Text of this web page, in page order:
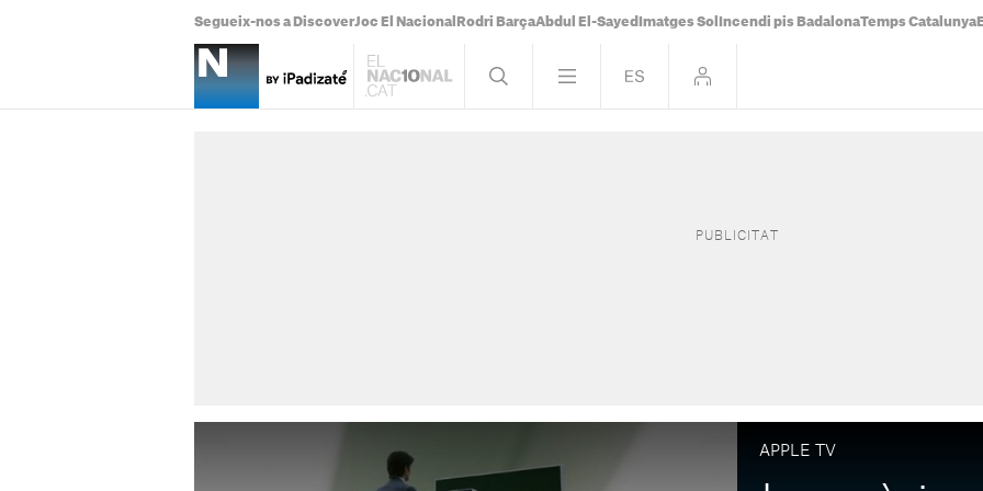
Segueix-nos a DiscoverJoc El Nacional Rodri BarçaAbdul El-Sayed Imatges Sol Incendi pis BadalonaTemps Catalunya
APPLE TV